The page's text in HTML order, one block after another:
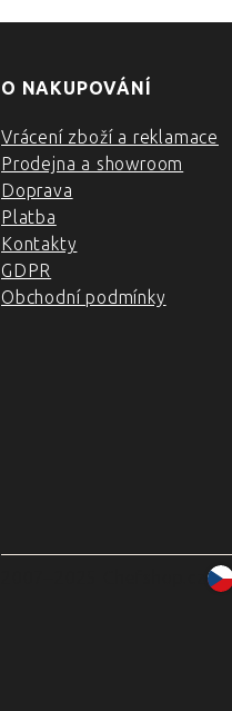
O NAKUPOVÁNÍ
Vrácení zboží a reklamace
Prodejna a showroom
Doprava
Platba
Kontakty
GDPR
Obchodní podmínky